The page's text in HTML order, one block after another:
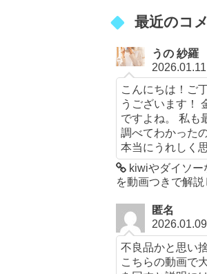
最近のコ
うの 紗羅
2026.01.11
こんにちは！ご
うございます！
ですよね。 私も
調べてわかった
本当にうれしく
kiwiやダイソ
を動画つきで解説
匿名
2026.01.09
不良品かと思い
こちらの動画で